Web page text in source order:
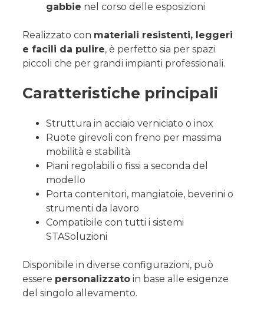
gabbie nel corso delle esposizioni
Realizzato con materiali resistenti, leggeri
e facili da pulire, è perfetto sia per spazi
piccoli che per grandi impianti professionali.
Caratteristiche principali
Struttura in acciaio verniciato o inox
Ruote girevoli con freno per massima
mobilità e stabilità
Piani regolabili o fissi a seconda del
modello
Porta contenitori, mangiatoie, beverini o
strumenti da lavoro
Compatibile con tutti i sistemi
STASoluzioni
Disponibile in diverse configurazioni, può
essere personalizzato in base alle esigenze
del singolo allevamento.